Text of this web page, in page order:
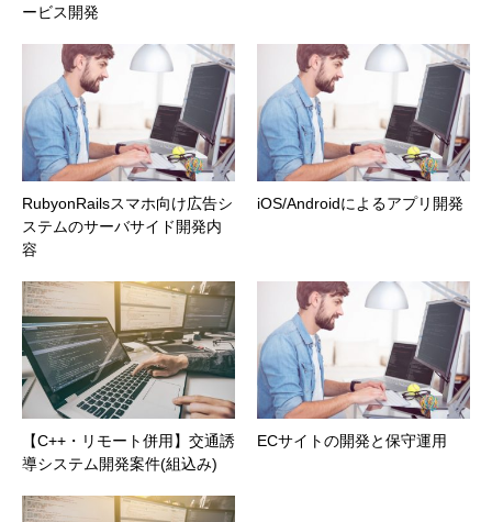
ービス開発
RubyonRailsスマホ向け広告シ
ステムのサーバサイド開発内
容
iOS/Androidによるアプリ開発
【C++・リモート併用】交通誘
導システム開発案件(組込み)
ECサイトの開発と保守運用